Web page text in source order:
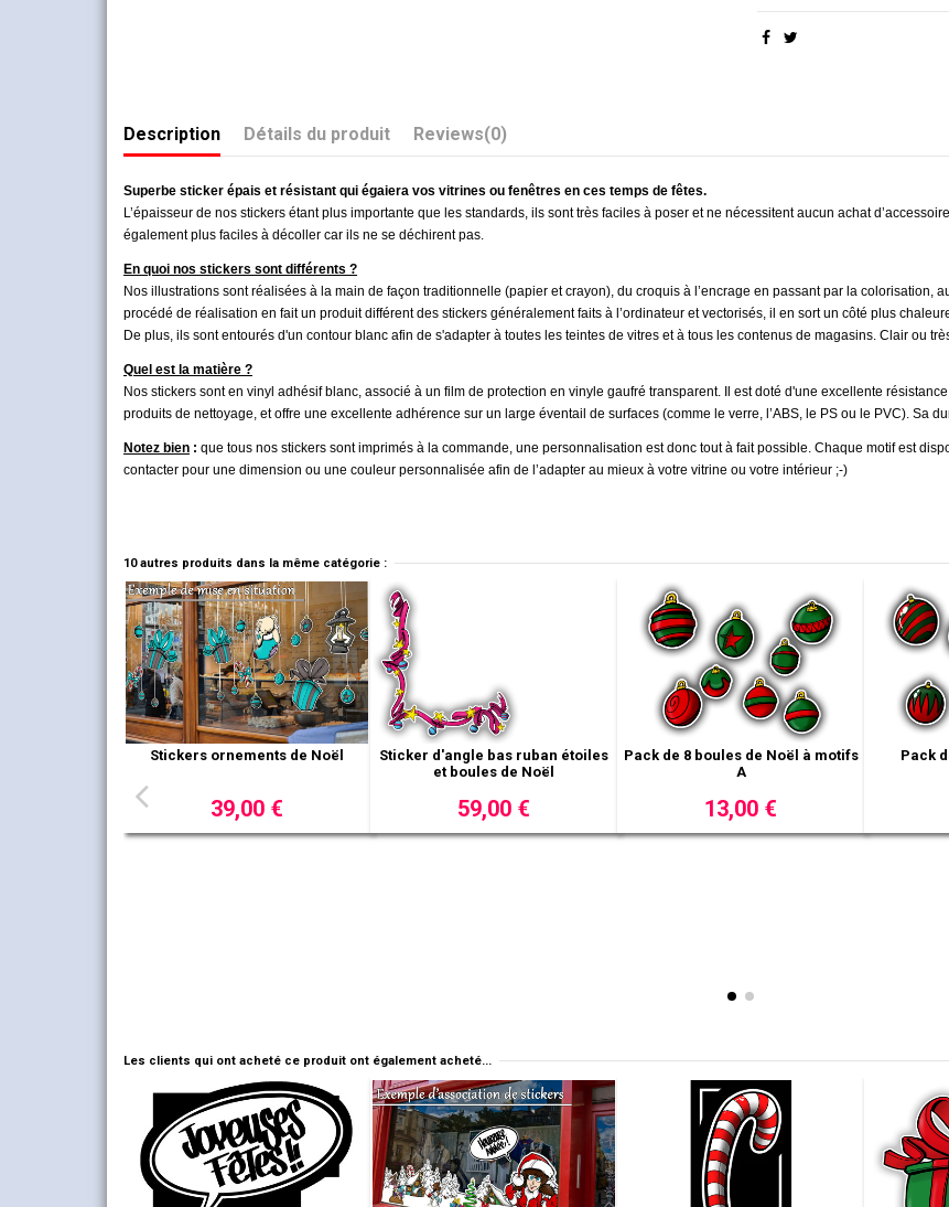
Description Détails du produit Reviews(0)
Superbe sticker épais et résistant qui égaiera vos vitrines ou fenêtres en ces temps de fêtes.
L’épaisseur de nos stickers étant plus importante que les standards, ils sont très faciles à poser et ne nécessitent aucun achat
également plus faciles à décoller car ils ne se déchirent pas.
En quoi nos stickers sont différents ?
Nos illustrations sont réalisées à la main de façon traditionnelle (papier et crayon), du croquis à l’encrage en passant par la colorisation,
procédé de réalisation en fait un produit différent des stickers généralement faits à l’ordinateur et vectorisés, il en sort un côté plus
De plus, ils sont entourés d'un contour blanc afin de s'adapter à toutes les teintes de vitres et à tous les contenus de magasins. Clair ou
Quel est la matière ?
Nos stickers sont en vinyl adhésif blanc, associé à un film de protection en vinyle gaufré transparent. Il est doté d'une excellente
produits de nettoyage, et offre une excellente adhérence sur un large éventail de surfaces (comme le verre, l’ABS, le PS ou le PVC). Sa
Notez bien : que tous nos stickers sont imprimés à la commande, une personnalisation est donc tout à fait possible. Chaque motif est
contacter pour une dimension ou une couleur personnalisée afin de l’adapter au mieux à votre vitrine ou votre intérieur ;-)
10 autres produits dans la même catégorie :
Les clients qui ont acheté ce produit ont également acheté...